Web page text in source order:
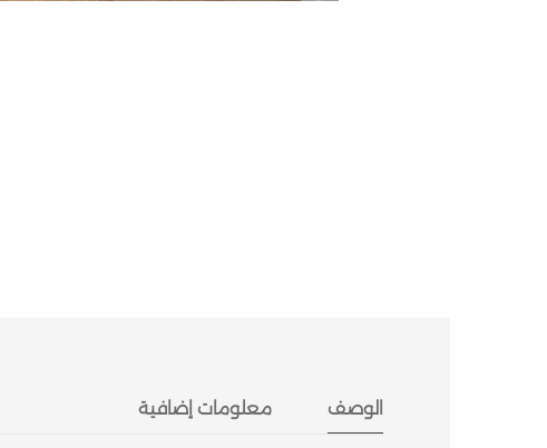
الوصف معلومات إضافية